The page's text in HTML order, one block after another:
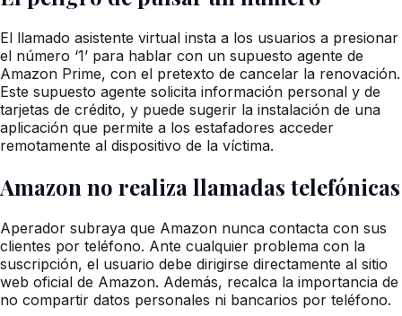
El llamado asistente virtual insta a los usuarios a presionar
el número ‘1’ para hablar con un supuesto agente de
Amazon Prime, con el pretexto de cancelar la renovación.
Este supuesto agente solicita información personal y de
tarjetas de crédito, y puede sugerir la instalación de una
aplicación que permite a los estafadores acceder
remotamente al dispositivo de la víctima.
Amazon no realiza llamadas telefónicas
Aperador subraya que Amazon nunca contacta con sus
clientes por teléfono. Ante cualquier problema con la
suscripción, el usuario debe dirigirse directamente al sitio
web oficial de Amazon. Además, recalca la importancia de
no compartir datos personales ni bancarios por teléfono.